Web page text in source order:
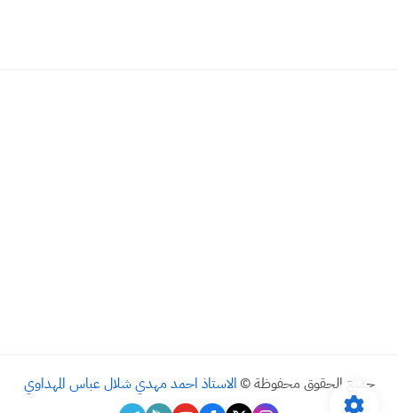
جميع الحقوق محفوظة © الاستاذ احمد مهدي شلال عباس المهداوي